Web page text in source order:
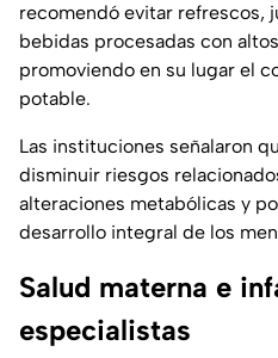
recomendó evitar refrescos,
bebidas procesadas con
promoviendo en su lugar el
potable.
Las instituciones señalaron
disminuir riesgos
alteraciones metabólicas y
desarrollo integral de los
Salud materna e
especialistas